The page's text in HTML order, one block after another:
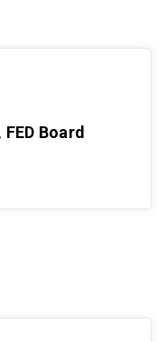
Board